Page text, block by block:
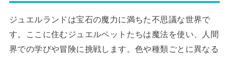
ジュエルランドは宝石の魔力に満ちた不思議な世界で
す。ここに住むジュエルペットたちは魔法を使い、人間
界での学びや冒険に挑戦します。色や種類ごとに異なる